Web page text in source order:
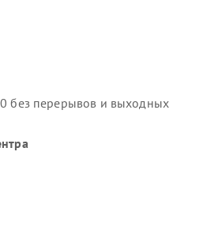
без перерывов и выходных